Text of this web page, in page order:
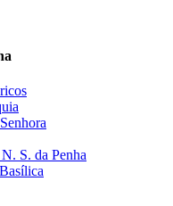
S. da Penha